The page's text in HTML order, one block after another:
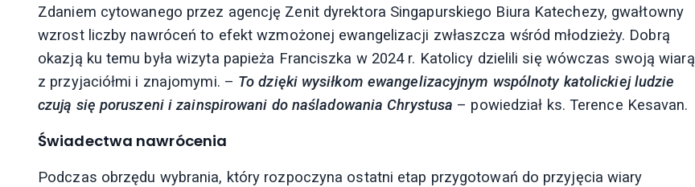
Zdaniem cytowanego przez agencję Zenit dyrektora Singapurskiego Biura Katechezy, gwałtowny
wzrost liczby nawróceń to efekt wzmożonej ewangelizacji zwłaszcza wśród młodzieży. Dobrą
okazją ku temu była wizyta papieża Franciszka w 2024 r. Katolicy dzielili się wówczas swoją wiarą
z przyjaciółmi i znajomymi. – To dzięki wysiłkom ewangelizacyjnym wspólnoty katolickiej ludzie
czują się poruszeni i zainspirowani do naśladowania Chrystusa – powiedział ks. Terence Kesavan.
Świadectwa nawrócenia
Podczas obrzędu wybrania, który rozpoczyna ostatni etap przygotowań do przyjęcia wiary